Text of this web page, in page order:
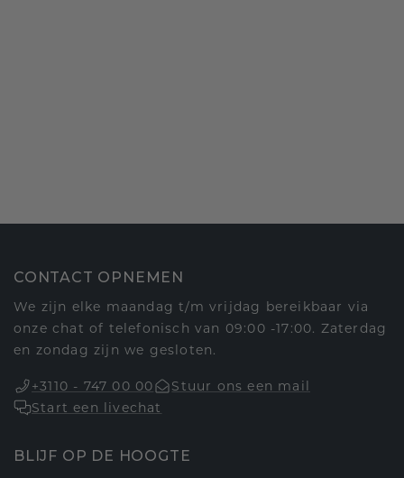
CONTACT OPNEMEN
We zijn elke maandag t/m vrijdag bereikbaar via
onze chat of telefonisch van 09:00 -17:00. Zaterdag
en zondag zijn we gesloten.
+3110 - 747 00 00
Stuur ons een mail
Start een livechat
BLIJF OP DE HOOGTE